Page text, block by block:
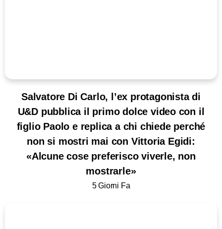
Salvatore Di Carlo, l’ex protagonista di
U&D pubblica il primo dolce video con il
figlio Paolo e replica a chi chiede perché
non si mostri mai con Vittoria Egidi:
«Alcune cose preferisco viverle, non
mostrarle»
5 Giorni Fa